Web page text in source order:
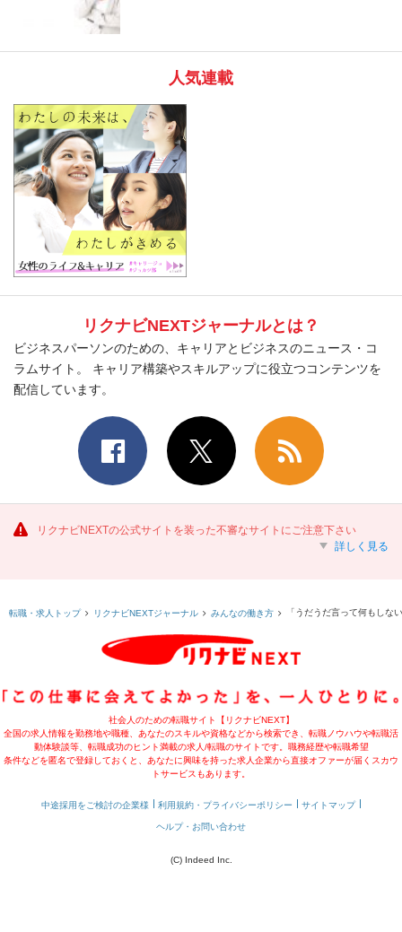
人気連載
リクナビNEXTジャーナルとは？
ビジネスパーソンのための、キャリアとビジネスのニュース・コ
ラムサイト。 キャリア構築やスキルアップに役立つコンテンツを
配信しています。
リクナビNEXTの公式サイトを装った不審なサイトにご注意下さい
詳しく見る
転職・求人トップ リクナビNEXTジャーナル みんなの働き方 「うだうだ言って何もし
社会人のための転職サイト【リクナビNEXT】
全国の求人情報を勤務地や職種、あなたのスキルや資格などから検索でき、転職ノウハウや転職活
動体験談等、転職成功のヒント満載の求人/転職のサイトです。職務経歴や転職希望
条件などを匿名で登録しておくと、あなたに興味を持った求人企業から直接オファーが届くスカウ
トサービスもあります。
中途採用をご検討の企業様 利用規約・プライバシーポリシー サイトマップ
ヘルプ・お問い合わせ
(C) Indeed Inc.